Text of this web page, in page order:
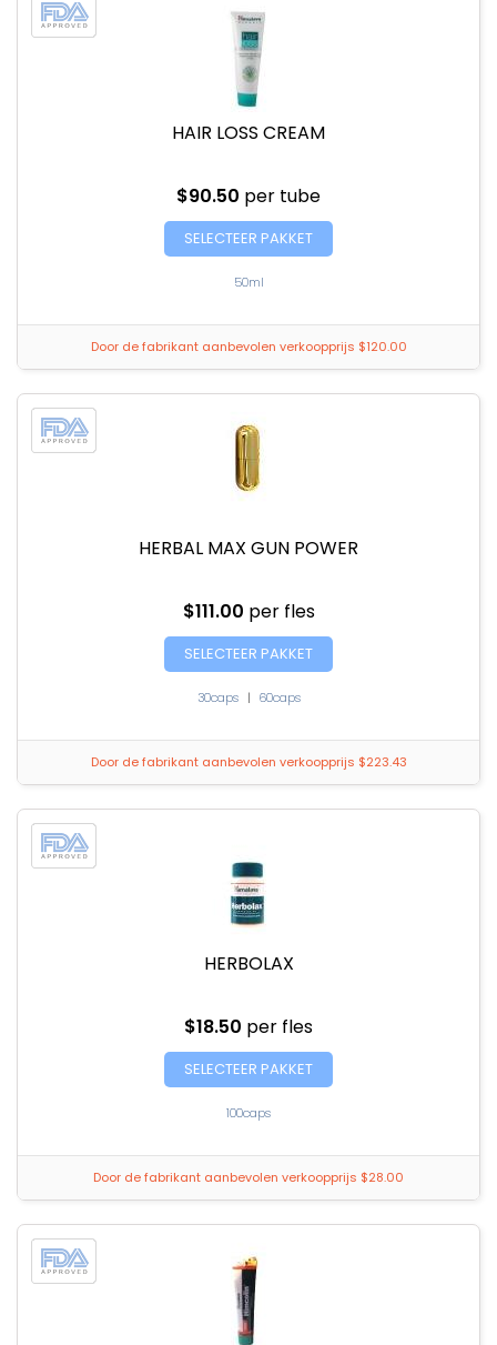
HAIR LOSS CREAM
$90.50 per tube
SELECTEER PAKKET
50ml
Door de fabrikant aanbevolen verkoopprijs $120.00
HERBAL MAX GUN POWER
$111.00 per fles
SELECTEER PAKKET
30caps | 60caps
Door de fabrikant aanbevolen verkoopprijs $223.43
HERBOLAX
$18.50 per fles
SELECTEER PAKKET
100caps
Door de fabrikant aanbevolen verkoopprijs $28.00